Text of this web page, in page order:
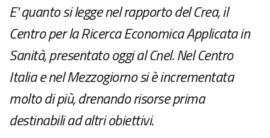
E' quanto si legge nel rapporto del Crea, il
Centro per la Ricerca Economica Applicata in
Sanità, presentato oggi al Cnel. Nel Centro
Italia e nel Mezzogiorno si è incrementata
molto di più, drenando risorse prima
destinabili ad altri obiettivi.